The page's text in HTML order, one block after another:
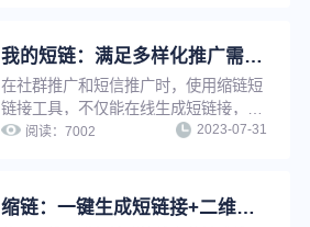
效果。
我的短链：满足多样化推广需求，实现短链接在线管理，方便快捷
在社群推广和短信推广时，使用缩链短
链接工具，不仅能在线生成短链接，还
能给短链接设置有效期、设置访问密
实现推广短链在线管理，提升工作效
率。
阅读：7002 2023-07-31
缩链：一键生成短链接+二维码，支持修改原链接，换链不换码